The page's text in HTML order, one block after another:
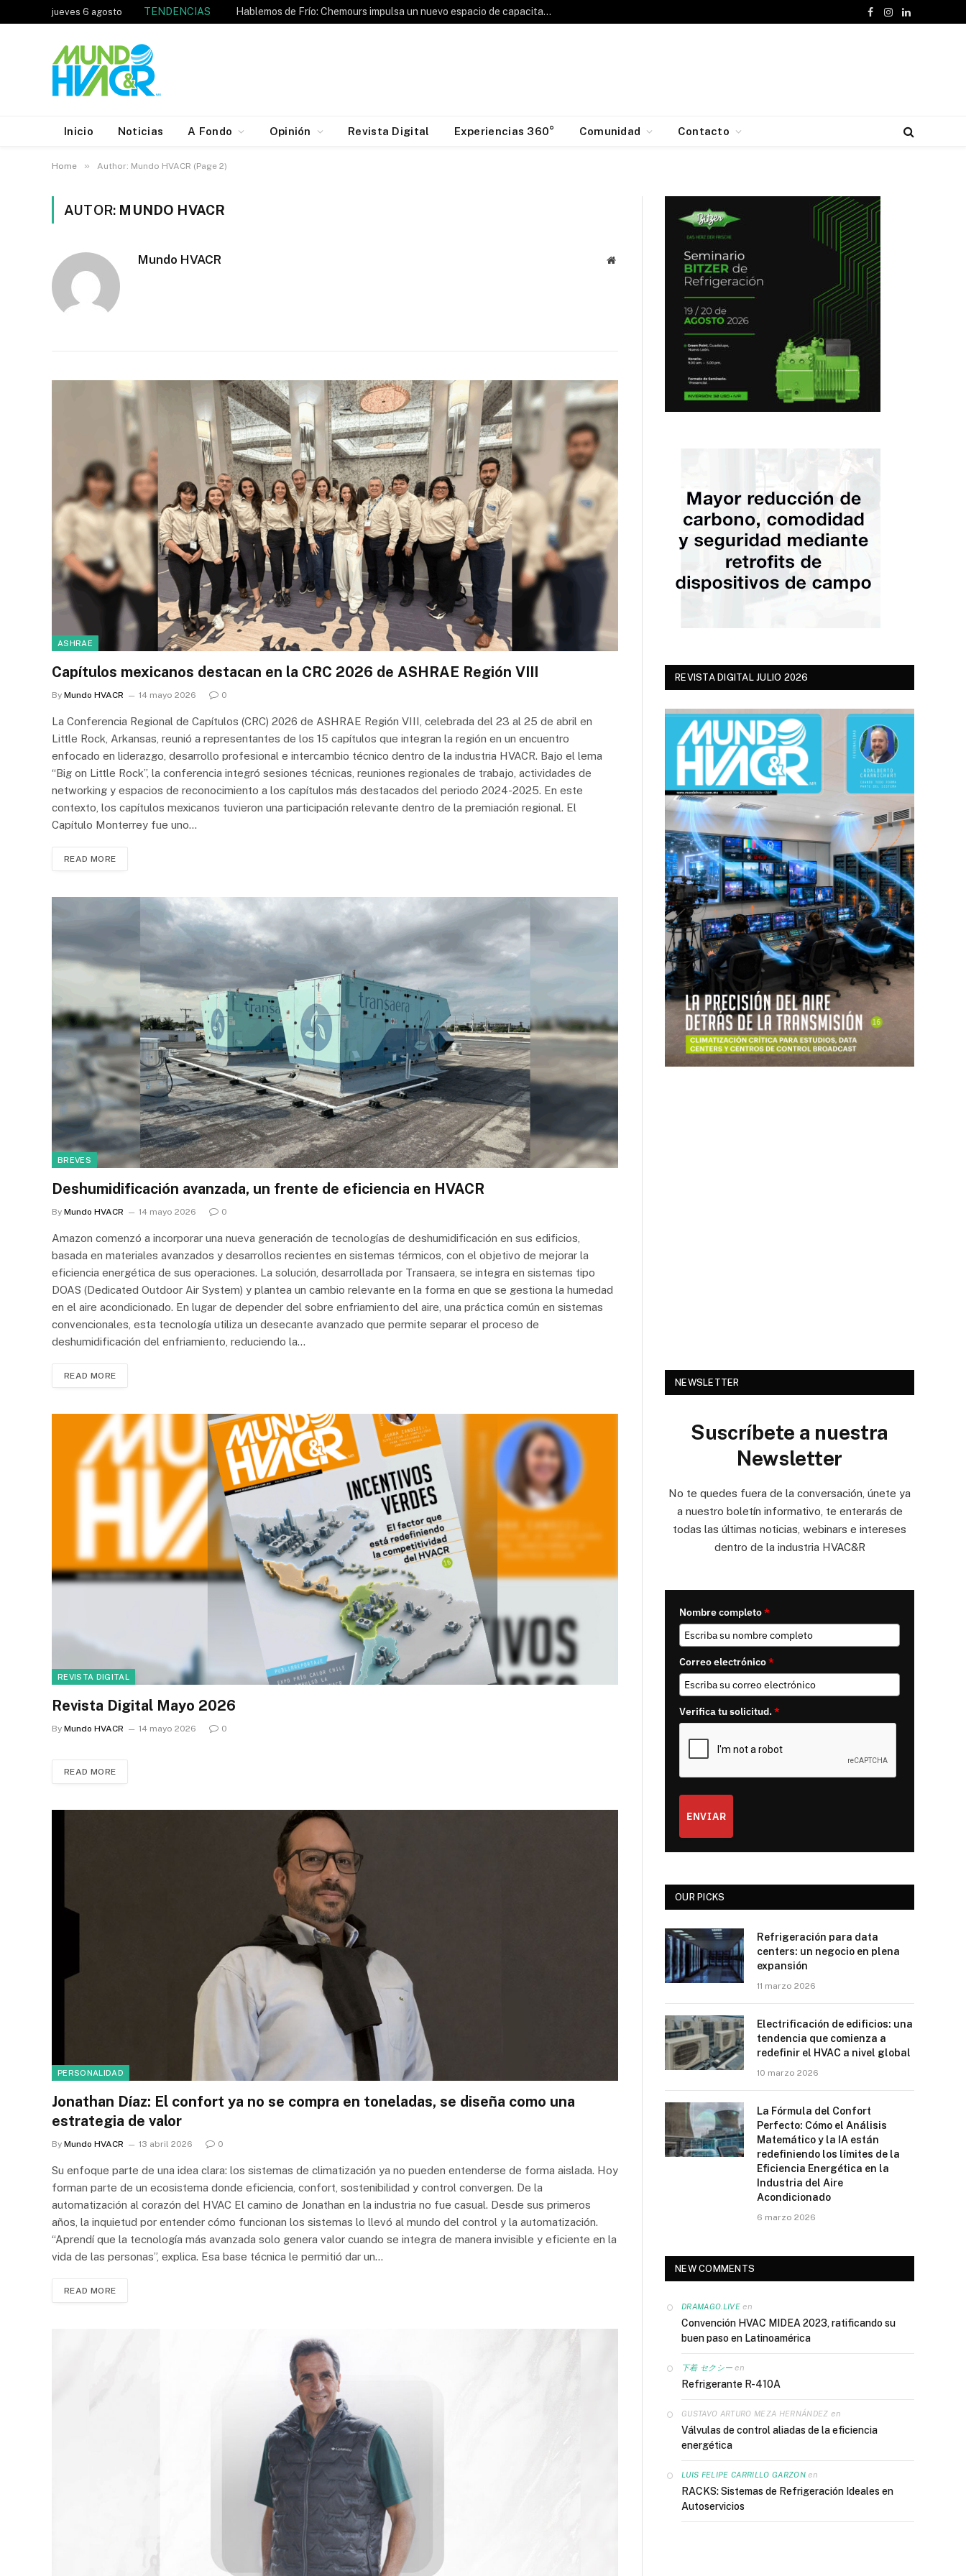
jueves 6 agosto TENDENCIAS Hablemos de Frío: Chemours impulsa un nuevo espacio de capacitación para la industria HVAC&R
Facebook
Instagram
LinkedIn
Inicio Noticias A Fondo Opinión Revista Digital Experiencias 360° Comunidad Contacto
Home » Author: Mundo HVACR (Page 2)
AUTOR: MUNDO HVACR
Mundo HVACR Website
ASHRAE
Capítulos mexicanos destacan en la CRC 2026 de ASHRAE Región VIII
By Mundo HVACR 14 mayo 2026 0
La Conferencia Regional de Capítulos (CRC) 2026 de ASHRAE Región VIII, celebrada del 23 al 25 de abril en
Little Rock, Arkansas, reunió a representantes de los 15 capítulos que integran la región en un encuentro
enfocado en liderazgo, desarrollo profesional e intercambio técnico dentro de la industria HVACR. Bajo el lema
“Big on Little Rock”, la conferencia integró sesiones técnicas, reuniones regionales de trabajo, actividades de
networking y espacios de reconocimiento a los capítulos más destacados del periodo 2024-2025. En este
contexto, los capítulos mexicanos tuvieron una participación relevante dentro de la premiación regional. El
Capítulo Monterrey fue uno…
READ MORE
BREVES
Deshumidificación avanzada, un frente de eficiencia en HVACR
By Mundo HVACR 14 mayo 2026 0
Amazon comenzó a incorporar una nueva generación de tecnologías de deshumidificación en sus edificios,
basada en materiales avanzados y desarrollos recientes en sistemas térmicos, con el objetivo de mejorar la
eficiencia energética de sus operaciones. La solución, desarrollada por Transaera, se integra en sistemas tipo
DOAS (Dedicated Outdoor Air System) y plantea un cambio relevante en la forma en que se gestiona la humedad
en el aire acondicionado. En lugar de depender del sobre enfriamiento del aire, una práctica común en sistemas
convencionales, esta tecnología utiliza un desecante avanzado que permite separar el proceso de
deshumidificación del enfriamiento, reduciendo la…
READ MORE
REVISTA DIGITAL
Revista Digital Mayo 2026
By Mundo HVACR 14 mayo 2026 0
READ MORE
PERSONALIDAD
Jonathan Díaz: El confort ya no se compra en toneladas, se diseña como una
estrategia de valor
By Mundo HVACR 13 abril 2026 0
Su enfoque parte de una idea clara: los sistemas de climatización ya no pueden entenderse de forma aislada. Hoy
forman parte de un ecosistema donde eficiencia, confort, sostenibilidad y control convergen. De la
automatización al corazón del HVAC El camino de Jonathan en la industria no fue casual. Desde sus primeros
años, la inquietud por entender cómo funcionan los sistemas lo llevó al mundo del control y la automatización.
“Aprendí que la tecnología más avanzada solo genera valor cuando se integra de manera invisible y eficiente en la
vida de las personas”, explica. Esa base técnica le permitió dar un…
READ MORE
REVISTA DIGITAL JULIO 2026
NEWSLETTER
Suscríbete a nuestra
Newsletter
No te quedes fuera de la conversación, únete ya
a nuestro boletín informativo, te enterarás de
todas las últimas noticias, webinars e intereses
dentro de la industria HVAC&R
Nombre completo*
Correo electrónico*
Verifica tu solicitud.*
ENVIAR
OUR PICKS
Refrigeración para data
centers: un negocio en plena
expansión
11 marzo 2026
Electrificación de edificios: una
tendencia que comienza a
redefinir el HVAC a nivel global
10 marzo 2026
La Fórmula del Confort
Perfecto: Cómo el Análisis
Matemático y la IA están
redefiniendo los límites de la
Eficiencia Energética en la
Industria del Aire
Acondicionado
6 marzo 2026
NEW COMMENTS
DRAMAGO.LIVEen
Convención HVAC MIDEA 2023, ratificando su
buen paso en Latinoamérica
下着 セクシー en
Refrigerante R-410A
GUSTAVO ARTURO MEZA HERNÁNDEZ en
Válvulas de control aliadas de la eficiencia
energética
LUIS FELIPE CARRILLO GARZONen
RACKS: Sistemas de Refrigeración Ideales en
Autoservicios